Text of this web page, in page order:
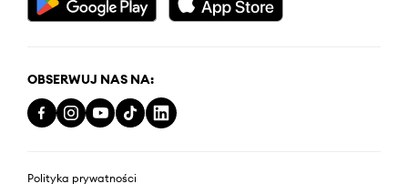
OBSERWUJ NAS NA:
Polityka prywatności